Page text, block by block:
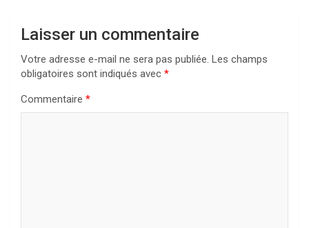
Laisser un commentaire
Votre adresse e-mail ne sera pas publiée. Les champs
obligatoires sont indiqués avec *
Commentaire *